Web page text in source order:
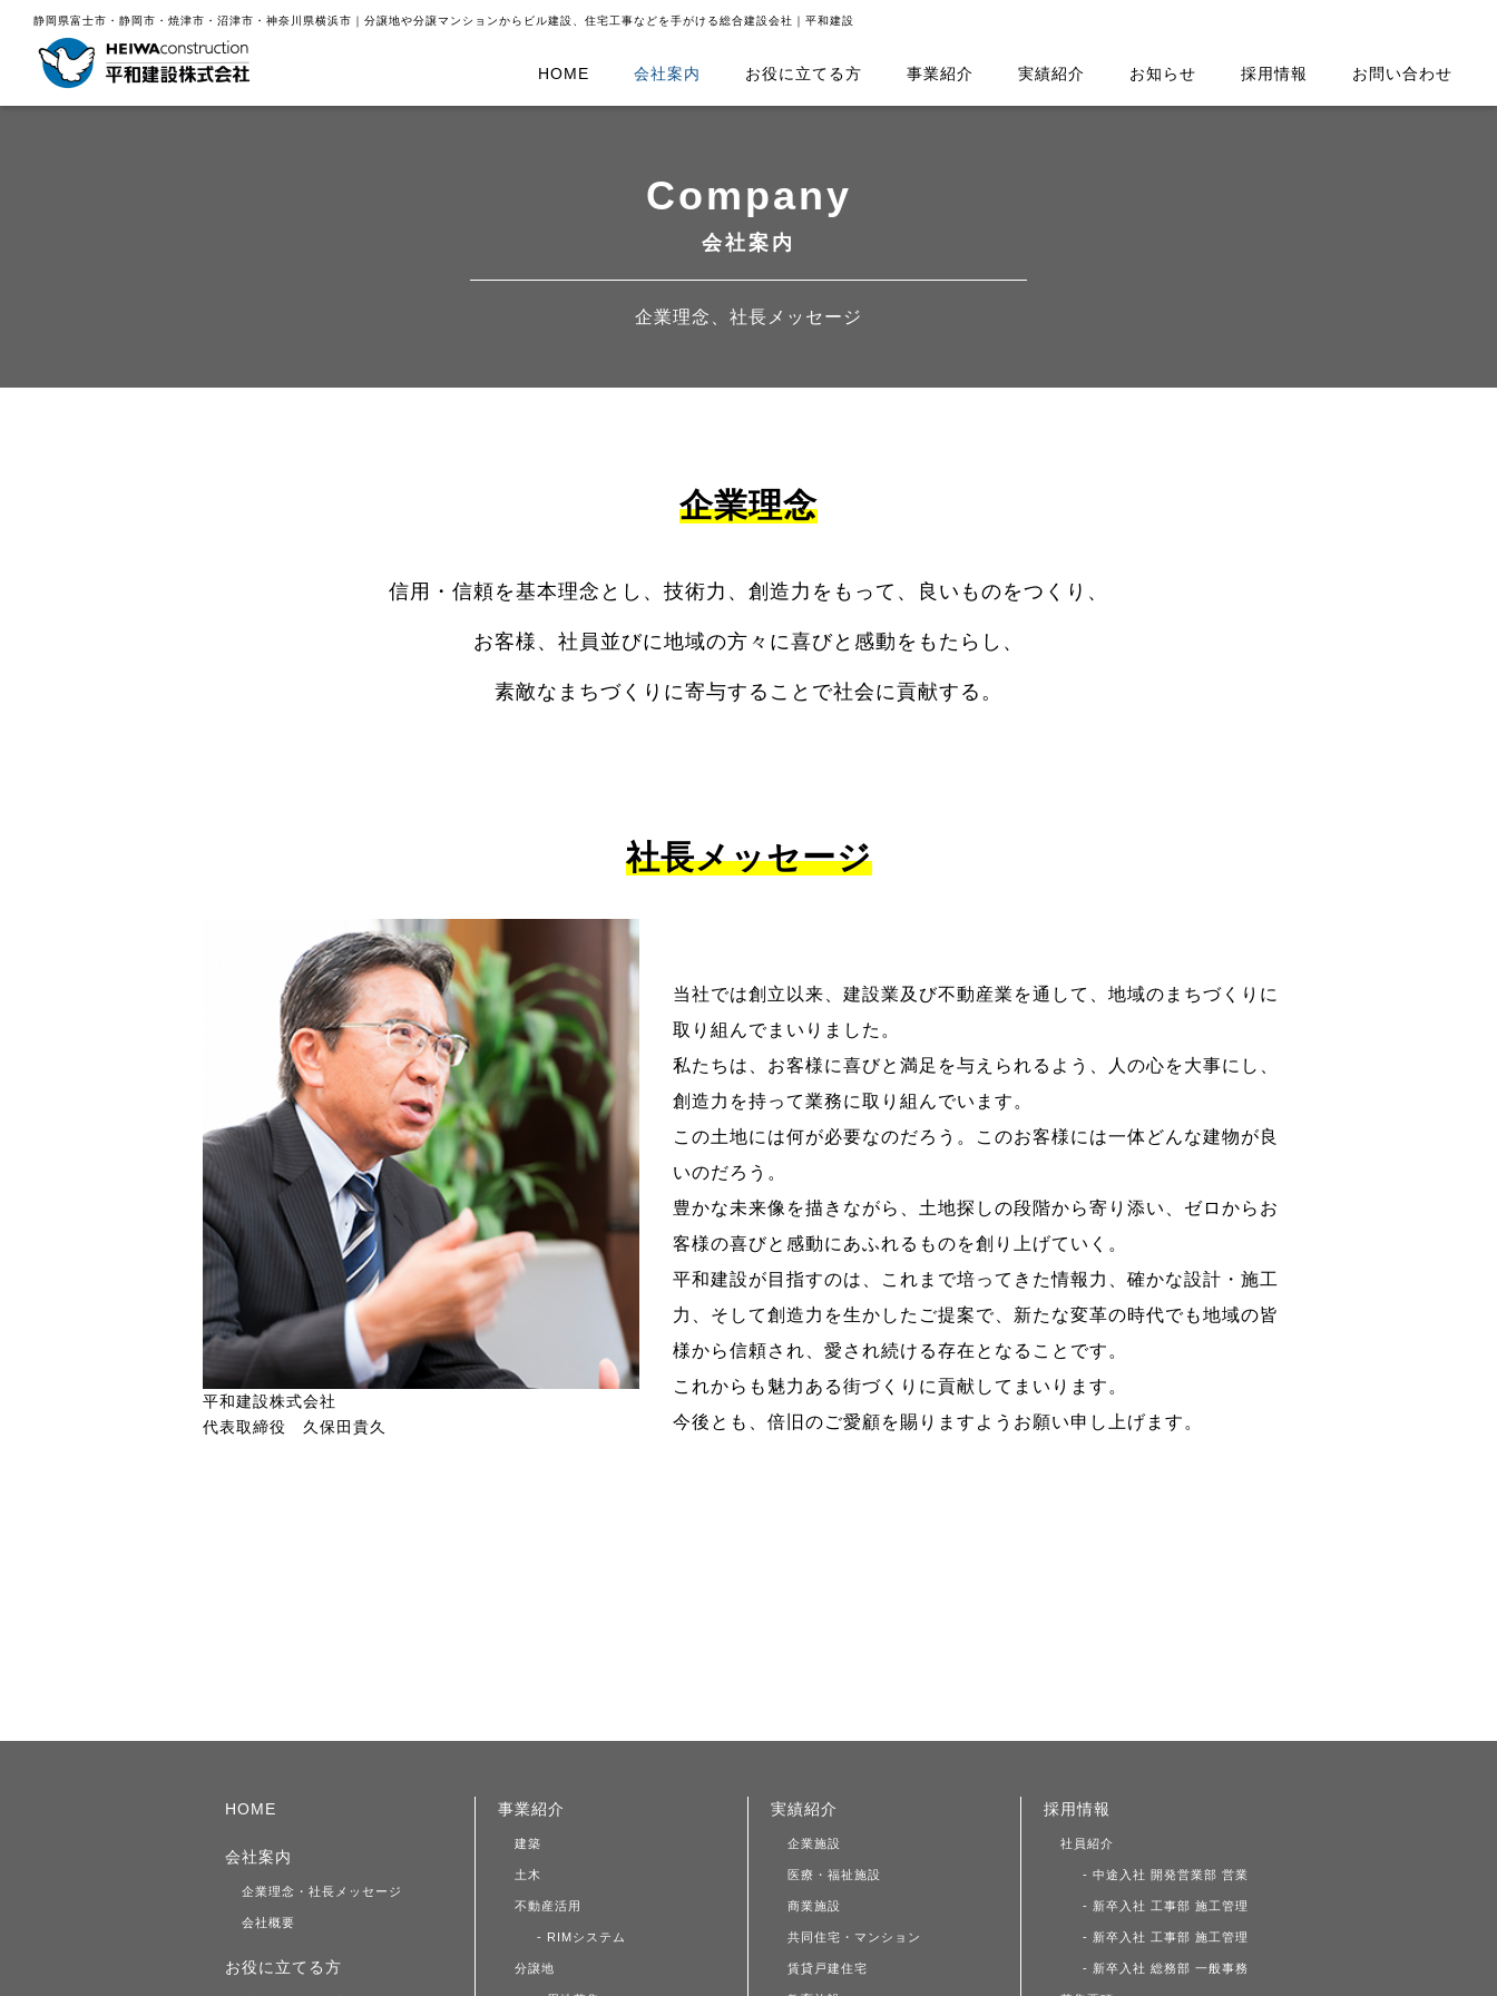
静岡県富士市・静岡市・焼津市・沼津市・神奈川県横浜市｜分譲地や分譲マンションからビル建設、住宅工事などを手がける総合建設会社｜平和建設
HOME 会社案内 お役に立てる方 事業紹介 実績紹介 お知らせ 採用情報 お問い合わせ
Company
会社案内
企業理念、社長メッセージ
企業理念
信用・信頼を基本理念とし、技術力、創造力をもって、良いものをつくり、
お客様、社員並びに地域の方々に喜びと感動をもたらし、
素敵なまちづくりに寄与することで社会に貢献する。
社長メッセージ
平和建設株式会社
代表取締役 久保田貴久
当社では創立以来、建設業及び不動産業を通して、地域のまちづくりに
取り組んでまいりました。
私たちは、お客様に喜びと満足を与えられるよう、人の心を大事にし、
創造力を持って業務に取り組んでいます。
この土地には何が必要なのだろう。このお客様には一体どんな建物が良
いのだろう。
豊かな未来像を描きながら、土地探しの段階から寄り添い、ゼロからお
客様の喜びと感動にあふれるものを創り上げていく。
平和建設が目指すのは、これまで培ってきた情報力、確かな設計・施工
力、そして創造力を生かしたご提案で、新たな変革の時代でも地域の皆
様から信頼され、愛され続ける存在となることです。
これからも魅力ある街づくりに貢献してまいります。
今後とも、倍旧のご愛顧を賜りますようお願い申し上げます。
HOME
会社案内
企業理念・社長メッセージ
会社概要
お役に立てる方
事業紹介
建築
土木
不動産活用
- RIMシステム
分譲地
実績紹介
企業施設
医療・福祉施設
商業施設
共同住宅・マンション
賃貸戸建住宅
採用情報
社員紹介
- 中途入社 開発営業部 営業
- 新卒入社 工事部 施工管理
- 新卒入社 工事部 施工管理
- 新卒入社 総務部 一般事務